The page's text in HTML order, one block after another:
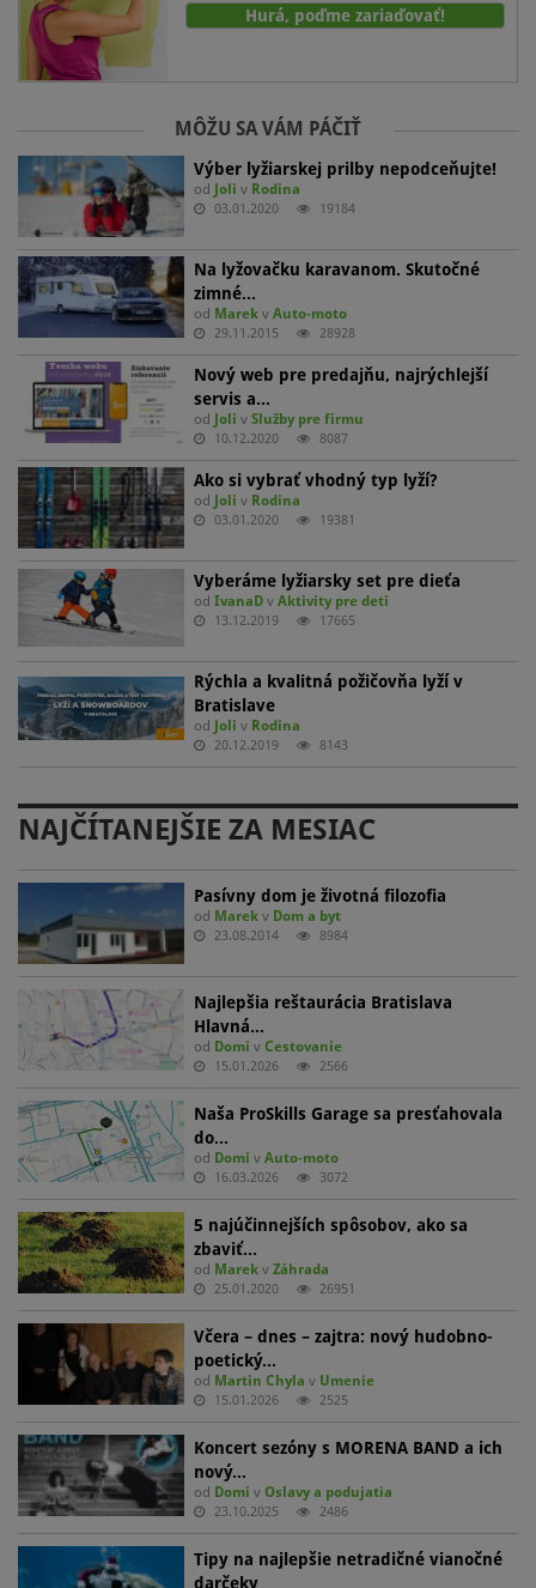
Hurá, poďme zariaďovať!
MÔŽU SA VÁM PÁČIŤ
Výber lyžiarskej prilby nepodceňujte!
od Joli v Rodina
03.01.2020 19184
Na lyžovačku karavanom. Skutočné
zimné…
od Marek vAuto-moto
29.11.2015 28928
Nový web pre predajňu, najrýchlejší
servis a…
od Joli vSlužby pre firmu
10.12.2020 8087
Ako si vybrať vhodný typ lyží?
od Joli v Rodina
03.01.2020 19381
Vyberáme lyžiarsky set pre dieťa
odIvanaD vAktivity pre deti
13.12.2019 17665
Rýchla a kvalitná požičovňa lyží v
Bratislave
od Joli v Rodina
20.12.2019 8143
NAJČÍTANEJŠIE ZA MESIAC
Pasívny dom je životná filozofia
od Marek v Dom a byt
23.08.2014 8984
Najlepšia reštaurácia Bratislava
Hlavná…
od Domi vCestovanie
15.01.2026 2566
Naša ProSkills Garage sa presťahovala
do…
od Domi vAuto-moto
16.03.2026 3072
5 najúčinnejších spôsobov, ako sa
zbaviť…
od Marek vZáhrada
25.01.2020 26951
Včera – dnes – zajtra: nový hudobno-
poetický…
od Martin Chyla v Umenie
15.01.2026 2525
Koncert sezóny s MORENA BAND a ich
nový…
od Domi vOslavy a podujatia
23.10.2025 2486
Tipy na najlepšie netradičné vianočné
darčeky